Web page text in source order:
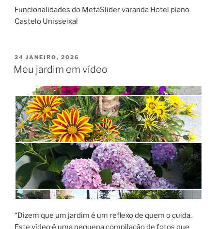
Funcionalidades do MetaSlider varanda Hotel piano
Castelo Unisseixal
PUBLICADO
EM
24 JANEIRO, 2026
Meu jardim em vídeo
“Dizem que um jardim é um reflexo de quem o cuida.
Este vídeo é uma pequena compilação de fotos que